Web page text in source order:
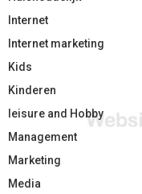
Internet
Internet marketing
Kids
Kinderen
leisure and Hobby
Management
Marketing
Media